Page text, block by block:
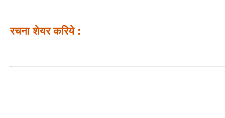
रचना शेयर करिये :